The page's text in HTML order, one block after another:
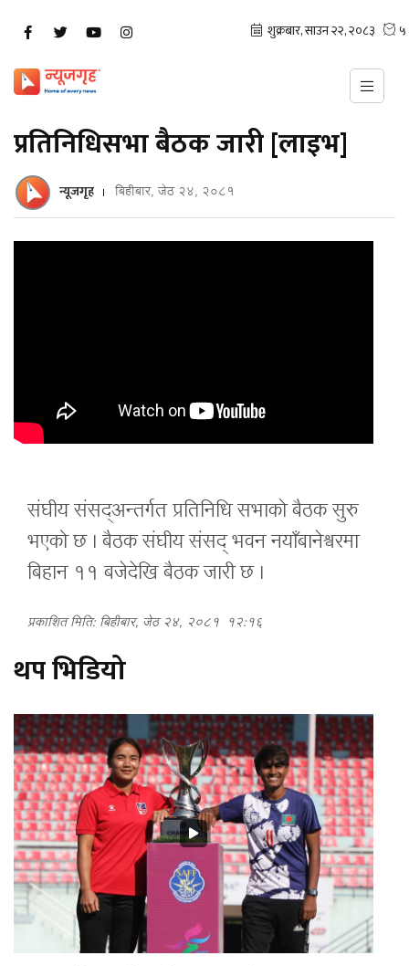
प्रतिनिधिसभा बैठक जारी [लाइभ]
न्यूजगृह बिहीबार, जेठ २४, २०८१
संघीयसंसद्अन्तर्गतप्रतिनिधि सभाको बैठक सुरु
भएको छ । बैठक संघीय संसद् भवननयाँबानेश्वरमा
बिहान ११ बजेदेखि बैठक जारी छ ।
प्रकाशित मिति: बिहीबार, जेठ २४, २०८१ १२:१६
थप भिडियो